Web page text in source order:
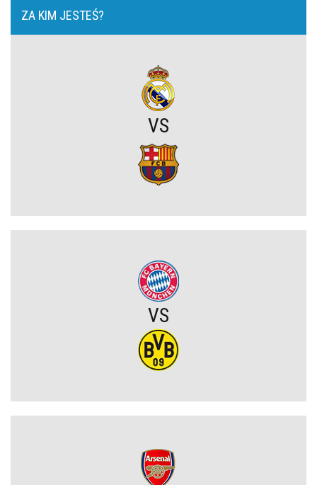
OFICJALNIE: Yan Diomande zawodnikiem Realu Madryt! Podpisał
OFICJALNIE: Vinicius Junior przedłużył kontrakt z Realem Madryt!
Raków rozczarował. Szwedzi wyjechali spod Jasnej Góry z cennym
Koszmarny mecz GKS. Katowiczanie zawalili w obronie i na
Wielkie zwycięstwo Jagiellonii. Duma Podlasia podniosła się po
fatalnym ciosie na początku (VIDEO)
Wylosowano pary I rundy Pucharu Polski. Legia i Widzew wpadły
na rywali z PKO BP Ekstraklasy!
gwiazdą mistrza Francji
Polski obrońca opuścił PKO BP Ekstraklasę. Rekordowy transfer.
ZA KIM JESTEŚ?
VS
VS